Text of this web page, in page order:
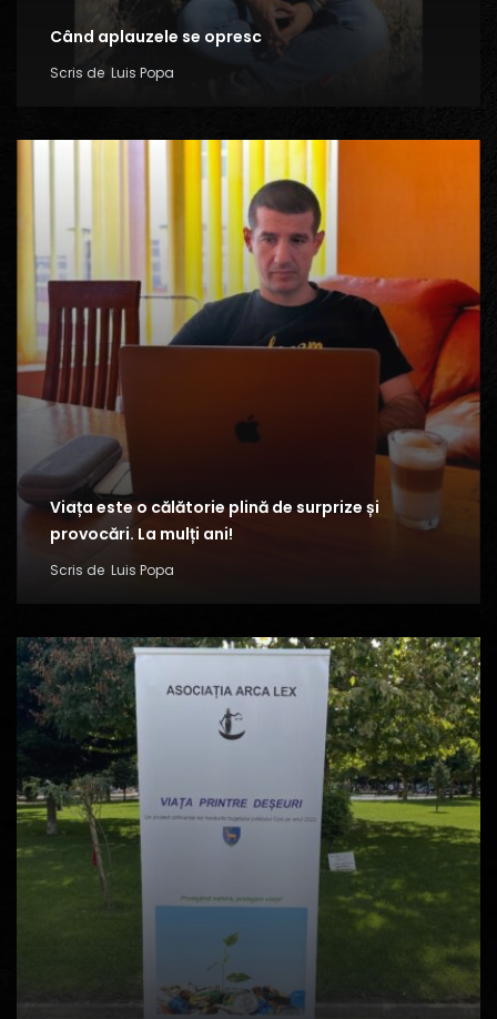
Când aplauzele se opresc
Scris de Luis Popa
Viața este o călătorie plină de surprize și
provocări. La mulți ani!
Scris de Luis Popa